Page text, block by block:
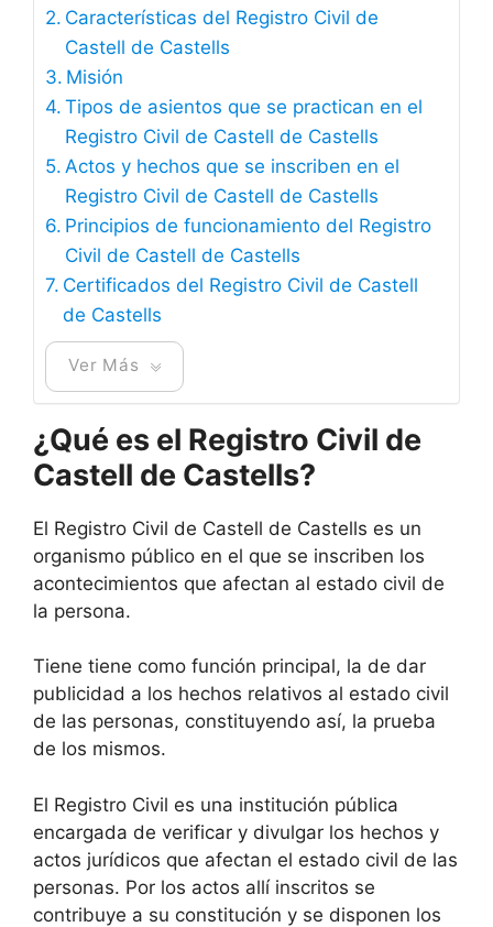
Características del Registro Civil de
Castell de Castells
Misión
Tipos de asientos que se practican en el
Registro Civil de Castell de Castells
Actos y hechos que se inscriben en el
Registro Civil de Castell de Castells
Principios de funcionamiento del Registro
Civil de Castell de Castells
Certificados del Registro Civil de Castell
de Castells
Ver Más
¿Qué es el Registro Civil de
Castell de Castells?
El Registro Civil de Castell de Castells es un
organismo público en el que se inscriben los
acontecimientos que afectan al estado civil de
la persona.
Tiene tiene como función principal, la de dar
publicidad a los hechos relativos al estado civil
de las personas, constituyendo así, la prueba
de los mismos.
El Registro Civil es una institución pública
encargada de verificar y divulgar los hechos y
actos jurídicos que afectan el estado civil de las
personas. Por los actos allí inscritos se
contribuye a su constitución y se disponen los